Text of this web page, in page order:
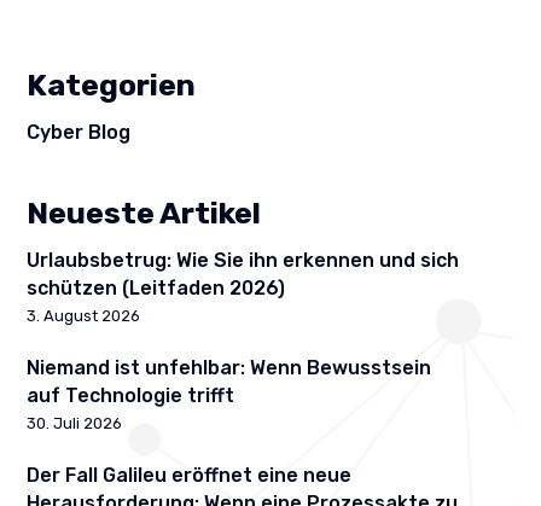
Kategorien
Cyber Blog
Neueste Artikel
Urlaubsbetrug: Wie Sie ihn erkennen und sich
schützen (Leitfaden 2026)
3. August 2026
Niemand ist unfehlbar: Wenn Bewusstsein
auf Technologie trifft
30. Juli 2026
Der Fall Galileu eröffnet eine neue